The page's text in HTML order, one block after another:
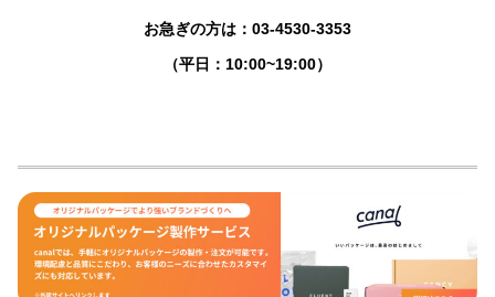
お急ぎの方は：03-4530-3353
（平日：10:00~19:00）